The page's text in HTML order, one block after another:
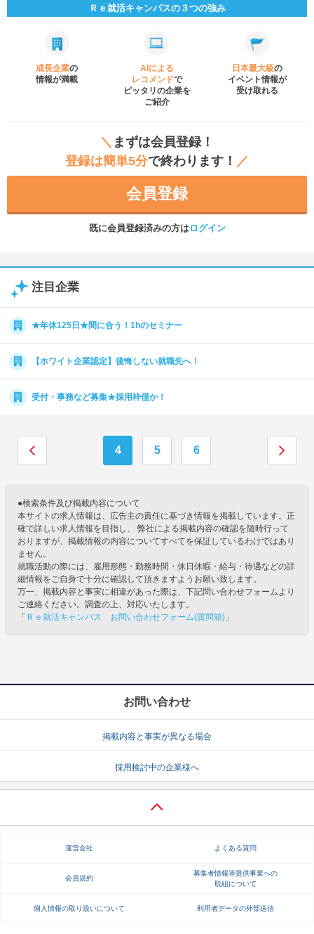
Ｒｅ就活キャンパスの３つの強み
成長企業の
情報が満載
AIによる
レコメンドで
ピッタリの企業を
ご紹介
日本最大級の
イベント情報が
受け取れる
＼ まずは会員登録！
登録は簡単5分で終わります！ ／
会員登録
既に会員登録済みの方はログイン
注目企業
★年休125日★間に合う！1hのセミナー
【ホワイト企業認定】後悔しない就職先へ！
受付・事務など募集★採用枠僅か！
4 5 6
●検索条件及び掲載内容について
本サイトの求人情報は、広告主の責任に基づき情報を掲載しています。正
確で詳しい求人情報を目指し、 弊社による掲載内容の確認を随時行って
おりますが、掲載情報の内容についてすべてを保証しているわけではあり
ません。
就職活動の際には、雇用形態・勤務時間・休日休暇・給与・待遇などの詳
細情報をご自身で十分に確認して頂きますようお願い致します。
万一、掲載内容と事実に相違があった際は、下記問い合わせフォームより
ご連絡ください。調査の上、対応いたします。
「 Ｒｅ就活キャンパス お問い合わせフォーム(質問箱) 」
お問い合わせ
掲載内容と事実が異なる場合
採用検討中の企業様へ
運営会社 よくある質問
会員規約
募集者情報等提供事業への
取組について
個人情報の取り扱いについて 利用者データの外部送信